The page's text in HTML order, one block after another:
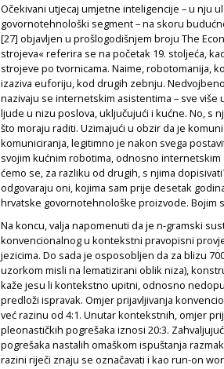
Očekivani utjecaj umjetne inteligencije – u nju
govornotehnološki segment – na skoru
[27] objavljen u prošlogodišnjem broju The
strojeva« referira se na početak 19. stoljeća,
strojeve po tvornicama. Naime, robotomanija,
izaziva euforiju, kod drugih zebnju.
nazivaju se internetskim asistentima – sve
ljude u nizu poslova, uključujući i kućne. No, s
što moraju raditi. Uzimajući u obzir da je
komuniciranja, legitimno je nakon svega
svojim kućnim robotima, odnosno
ćemo se, za razliku od drugih, s njima
odgovaraju oni, kojima sam prije desetak
hrvatske govornotehnološke proizvode. Bojim
Na koncu, valja napomenuti da je n-gramski
konvencionalnog u kontekstni pravopisni
jezicima. Do sada je osposobljen da za blizu
uzorkom misli na lematizirani oblik niza),
kaže jesu li kontekstno upitni, odnosno
predloži ispravak. Omjer prijavljivanja
već razinu od 4:1. Unutar kontekstnih, omjer
pleonastičkih pogrešaka iznosi 20:3.
pogrešaka nastalih omaškom ispuštanja
razini riječi znaju se označavati i kao run-on